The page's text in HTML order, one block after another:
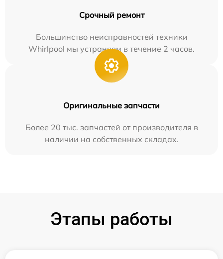
Срочный ремонт
Большинство неисправностей техники
Whirlpool мы устраняем в течение 2 часов.
Оригинальные запчасти
Более 20 тыс. запчастей от производителя в
наличии на собственных складах.
Этапы работы